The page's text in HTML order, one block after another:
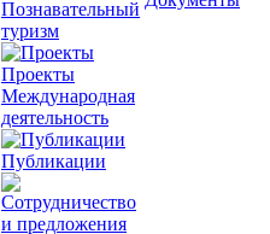
Познавательный
туризм
Проекты
Международная
деятельность
Публикации